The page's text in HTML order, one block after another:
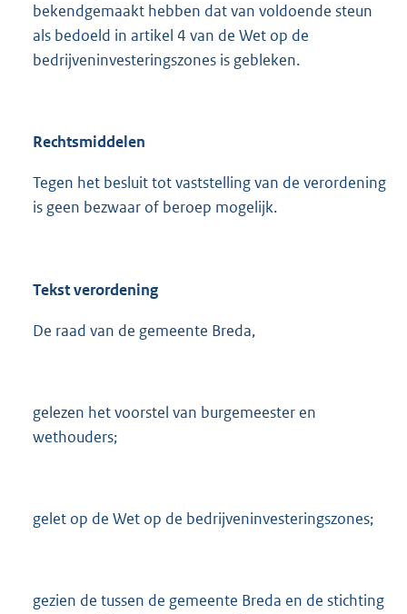
bekendgemaakt hebben dat van voldoende steun
als bedoeld in artikel 4 van de Wet op de
bedrijveninvesteringszones is gebleken.
Rechtsmiddelen
Tegen het besluit tot vaststelling van de verordening
is geen bezwaar of beroep mogelijk.
Tekst verordening
De raad van de gemeente Breda,
gelezen het voorstel van burgemeester en
wethouders;
gelet op de Wet op de bedrijveninvesteringszones;
gezien de tussen de gemeente Breda en de stichting